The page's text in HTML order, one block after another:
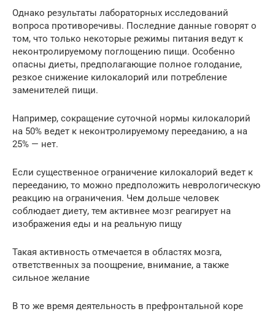
Однако результаты лабораторных исследований
вопроса противоречивы. Последние данные говорят о
том, что только некоторые режимы питания ведут к
неконтролируемому поглощению пищи. Особенно
опасны диеты, предполагающие полное голодание,
резкое снижение килокалорий или потребление
заменителей пищи.
Например, сокращение суточной нормы килокалорий
на 50% ведет к неконтролируемому перееданию, а на
25% — нет.
Если существенное ограничение килокалорий ведет к
перееданию, то можно предположить неврологическую
реакцию на ограничения. Чем дольше человек
соблюдает диету, тем активнее мозг реагирует на
изображения еды и на реальную пищу
Такая активность отмечается в областях мозга,
ответственных за поощрение, внимание, а также
сильное желание
В то же время деятельность в префронтальной коре